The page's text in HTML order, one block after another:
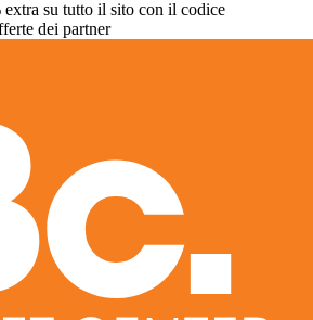
su tutto il sito con il codice
dei partner